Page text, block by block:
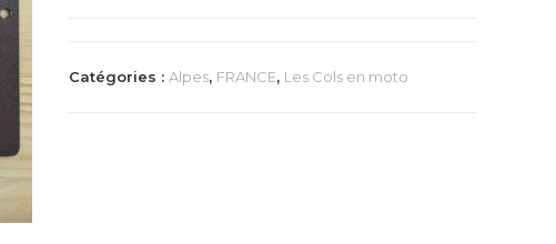
la
Catégories : Alpes, FRANCE, Les Cols en moto